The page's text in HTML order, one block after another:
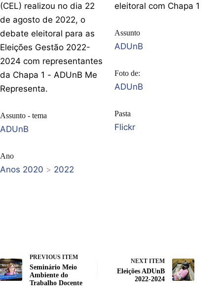
(CEL) realizou no dia 22
de agosto de 2022, o
debate eleitoral para as
Eleições Gestão 2022-
2024 com representantes
da Chapa 1 - ADUnB Me
Representa.
Assunto - tema
ADUnB
Ano
Anos 2020 > 2022
eleitoral com Chapa 1
Assunto
ADUnB
Foto de:
ADUnB
Pasta
Flickr
PREVIOUS ITEM
Seminário Meio
Ambiente do
Trabalho Docente
NEXT ITEM
Eleições ADUnB
2022-2024